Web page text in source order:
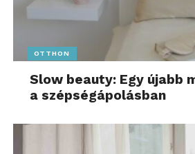
OTTHON
Slow beauty: Egy újabb
a szépségápolásban